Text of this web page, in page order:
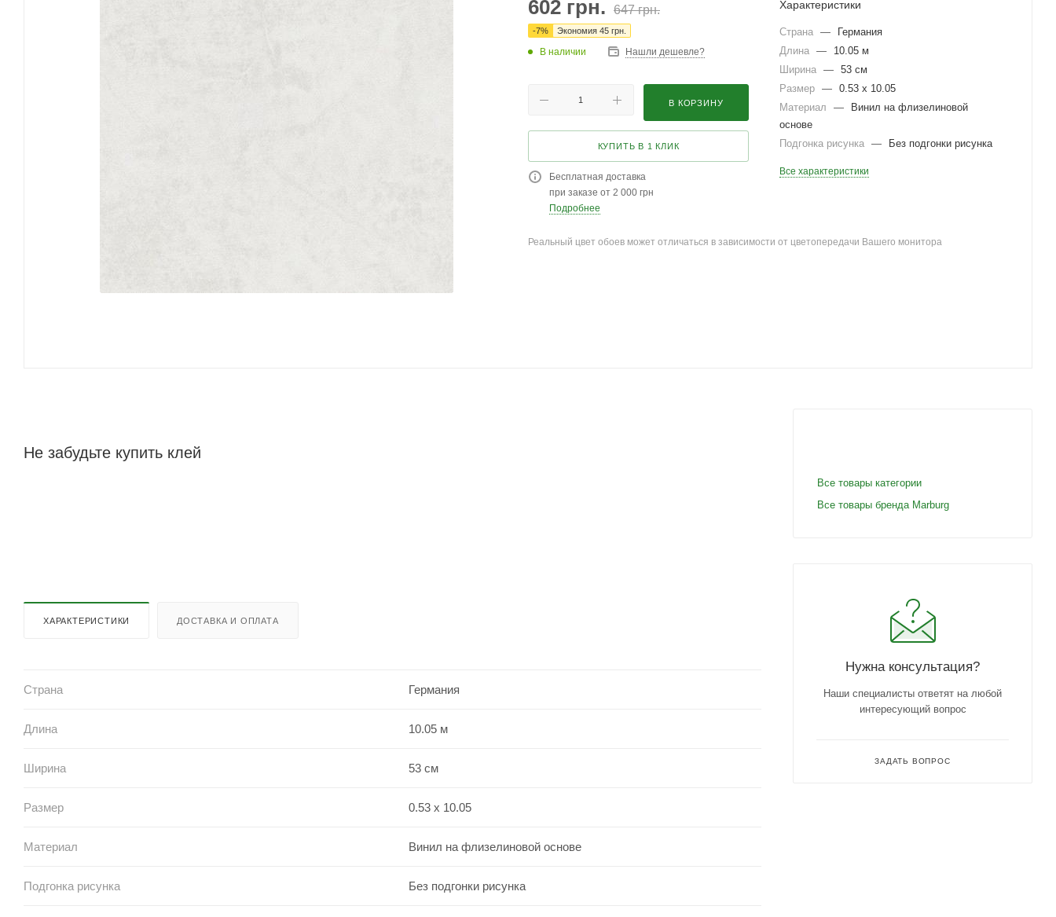
602 грн. 647грн.
-7% Экономия 45 грн.
В наличии Нашли дешевле?
В КОРЗИНУ
КУПИТЬ В 1 КЛИК
Бесплатная доставка
при заказе от 2 000 грн
Подробнее
Характеристики
Страна —
Германия
Длина —
10.05 м
Ширина — 53 см
Размер — 0.53 x 10.05
Материал
—
Винил на флизелиновой
основе
Подгонка рисунка — Без подгонки рисунка
Все характеристики
Реальный цвет обоев может отличаться в зависимости от цветопередачи Вашего монитора
Не забудьте купить клей
ХАРАКТЕРИСТИКИ ДОСТАВКА И ОПЛАТА
Страна Германия
Длина 10.05 м
Ширина 53 см
Размер 0.53 x 10.05
Материал Винил на флизелиновой основе
Подгонка рисунка Без подгонки рисунка
Все товары категории
Все товары бренда Marburg
Нужна консультация?
Наши специалисты ответят на любой
интересующий вопрос
ЗАДАТЬ ВОПРОС